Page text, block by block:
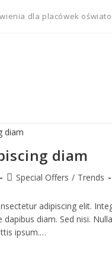
dla placówek
diam
Special Offers / Trends
adipiscing elit.
diam. Sed nisi.
ipsum.…